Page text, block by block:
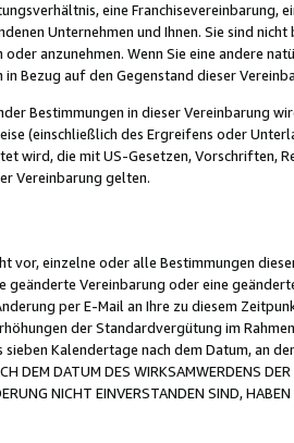
eine Franchisevereinbarung,
Unternehmen und Ihnen. Sie sind
anzunehmen. Wenn Sie eine andere
in Bezug auf den Gegenstand dieser
Bestimmungen in dieser Vereinbarung
(einschließlich des Ergreifens oder
wird, die mit US-Gesetzen, Vorschriften,
Vereinbarung gelten.
vor, einzelne oder alle Bestimmungen
geänderte Vereinbarung oder eine
per E-Mail an Ihre zu diesem
der Standardvergütung im
Kalendertage nach dem Datum, an
DEM DATUM DES WIRKSAMWERDENS
NICHT EINVERSTANDEN SIND,